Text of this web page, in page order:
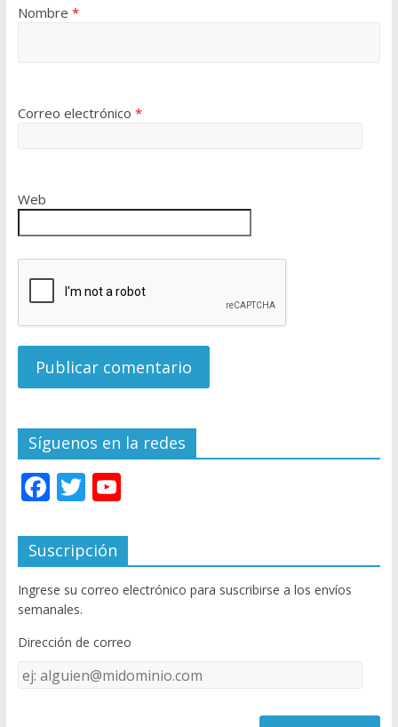
Nombre *
Correo electrónico *
Web
Síguenos en la redes
F
e
b
o
o
k
T
itt
er
Y
u
T
u
e
C
Suscripción
Ingrese su correo electrónico para suscribirse a los envíos
semanales.
Dirección de correo
Dirección
de